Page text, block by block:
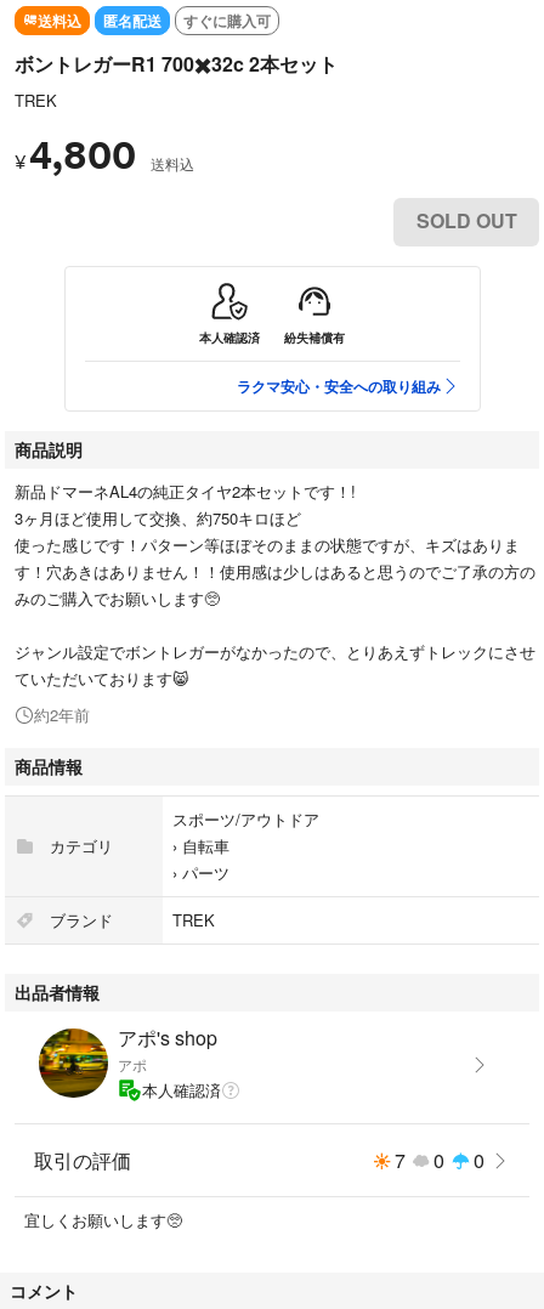
送料込 匿名配送 すぐに購入可
ボントレガーR1 700✖️32c 2本セット
TREK
¥4,800 送料込
SOLD OUT
本人確認済 紛失補償有
ラクマ安心・安全への取り組み
商品説明
新品ドマーネAL4の純正タイヤ2本セットです！!
3ヶ月ほど使用して交換、約750キロほど
使った感じです！パターン等ほぼそのままの状態ですが、キズはありま
す！穴あきはありません！！使用感は少しはあると思うのでご了承の方の
みのご購入でお願いします🥺
ジャンル設定でボントレガーがなかったので、とりあえずトレックにさせ
ていただいております😸
約2年前
商品情報
カテゴリ
スポーツ/アウトドア
› 自転車
› パーツ
ブランド TREK
出品者情報
アポ's shop
アポ
本人確認済
取引の評価 7 0 0
宜しくお願いします🥺
コメント